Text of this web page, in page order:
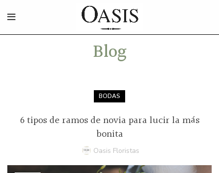
Blog
BODAS
6 tipos de ramos de novia para lucir la más
bonita
Oasis Floristas